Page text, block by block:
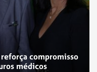
compromisso
médicos